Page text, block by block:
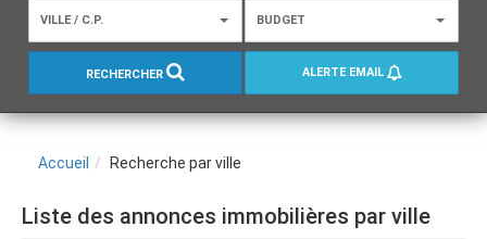
VILLE / C.P. BUDGET
RECHERCHER ALERTE EMAIL
Accueil Recherche par ville
Liste des annonces immobilières par ville